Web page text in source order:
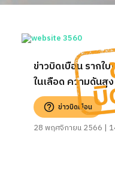
ข่าวบิดเบือน รากใ
ในเลือด ความดัน
ข่าวบิดเบือน
28 พฤศจิกายน 2566 |